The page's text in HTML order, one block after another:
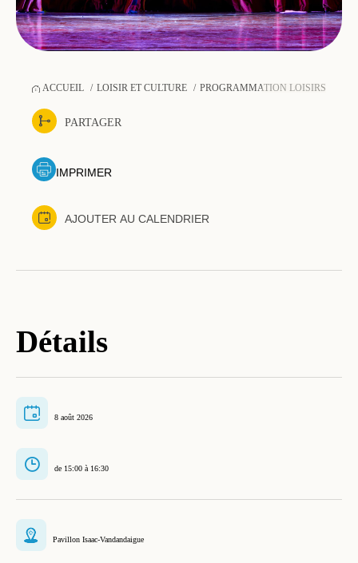
ACCUEIL LOISIR ET CULTURE PROGRAMMATION LOISIRS-
PARTAGER
IMPRIMER
AJOUTER AU CALENDRIER
Détails
8 août 2026
de 15:00 à 16:30
Pavillon Isaac-Vandandaigue